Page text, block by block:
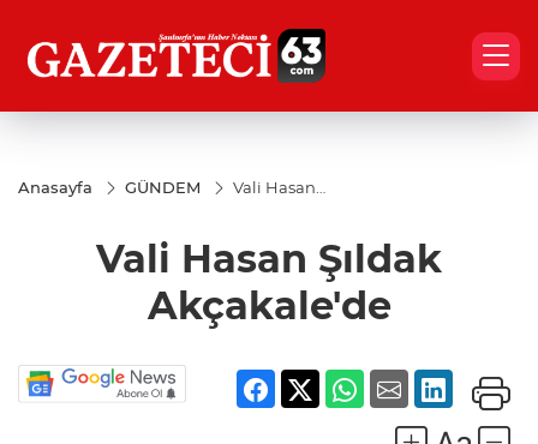
Anasayfa GÜNDEM
Vali Hasan
Vali Hasan Şıldak
Akçakale'de